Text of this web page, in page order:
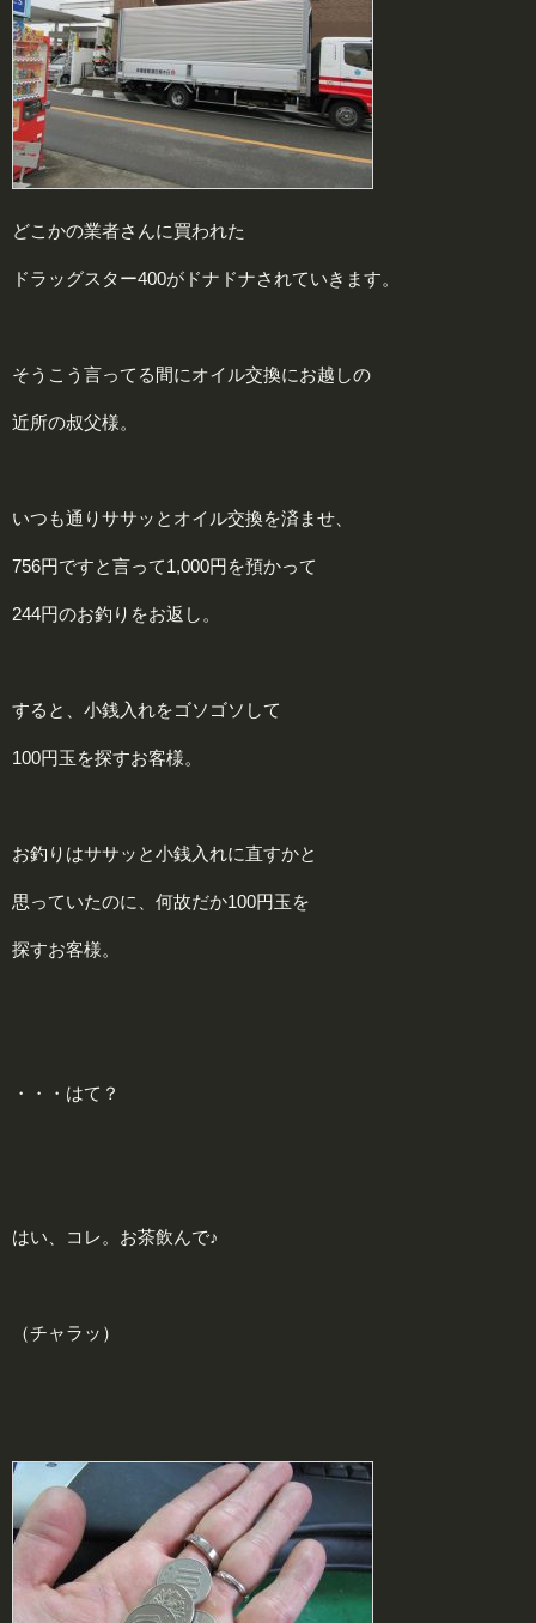
どこかの業者さんに買われた
ドラッグスター400がドナドナされていきます。
そうこう言ってる間にオイル交換にお越しの
近所の叔父様。
いつも通りササッとオイル交換を済ませ、
756円ですと言って1,000円を預かって
244円のお釣りをお返し。
すると、小銭入れをゴソゴソして
100円玉を探すお客様。
お釣りはササッと小銭入れに直すかと
思っていたのに、何故だか100円玉を
探すお客様。
・・・はて？
はい、コレ。お茶飲んで♪
（チャラッ）